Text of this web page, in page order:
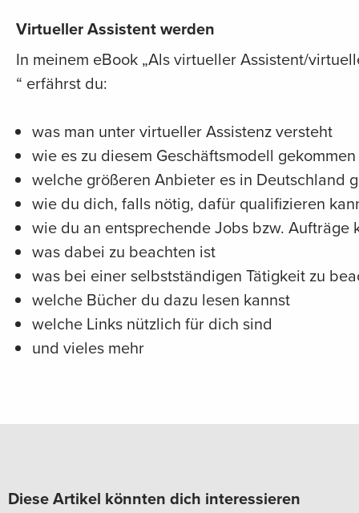
Virtueller Assistent werden
In meinem eBook „Als virtueller Assistent/
“ erfährst du:
was man unter virtueller Assistenz versteht
wie es zu diesem Geschäftsmodell
welche größeren Anbieter es in Deutschland
wie du dich, falls nötig, dafür qualifizieren
wie du an entsprechende Jobs bzw. Aufträge
was dabei zu beachten ist
was bei einer selbstständigen Tätigkeit zu
welche Bücher du dazu lesen kannst
welche Links nützlich für dich sind
und vieles mehr
Diese Artikel könnten dich interessieren